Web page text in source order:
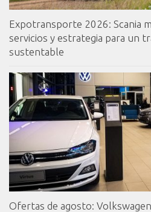
Expotransporte 2026: Scania
servicios y estrategia para un
sustentable
Ofertas de agosto: